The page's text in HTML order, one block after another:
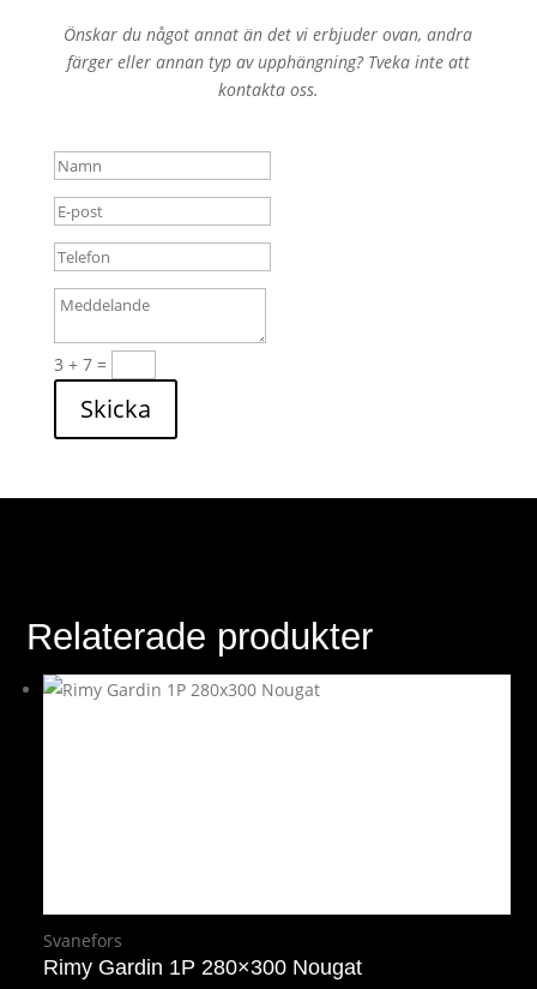
Önskar du något annat än det vi erbjuder ovan, andra
färger eller annan typ av upphängning? Tveka inte att
kontakta oss.
3 + 7=
Skicka
Relaterade produkter
Svanefors
Rimy Gardin 1P 280×300 Nougat